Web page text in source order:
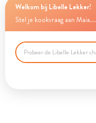
Welkom bij Libelle Lekker!
Stel je kookvraag aan Maia...